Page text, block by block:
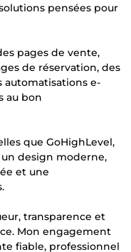
pensées pour
pages de vente,
de réservation, des
automatisations e-
au bon
que GoHighLevel,
design moderne,
et une
transparence et
Mon engagement
fiable, professionnel